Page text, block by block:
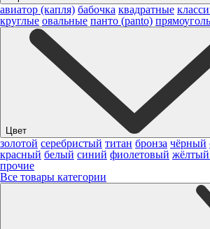
авиатор (капля) бабочка квадратные
круглые овальные панто (panto)
Цвет
золотой серебристый титан бронза чёрный
красный белый синий фиолетовый жёлтый
прочие
Все товары категории